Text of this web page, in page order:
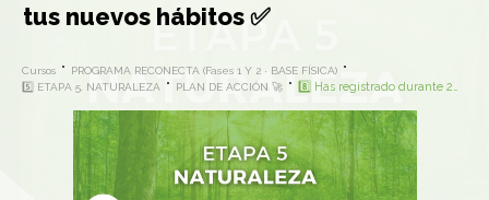
tus nuevos hábitos ✅
Cursos
PROGRAMA RECONECTA (Fases 1 Y 2 · BASE FÍSICA)
5️⃣ ETAPA 5. NATURALEZA
PLAN DE ACCIÓN 🚀 8️⃣ Has registrado durante 21-30 días tus nuevos hábitos ✅